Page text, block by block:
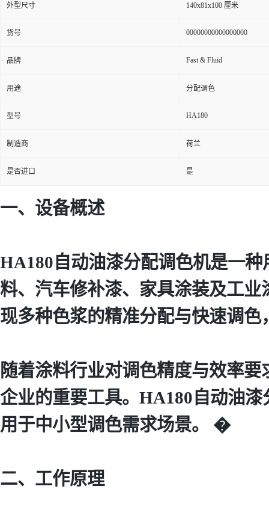
外型尺寸 140x81x100 厘米
货号 00000000000000000
品牌 Fast & Fluid
用途 分配调色
型号 HA180
制造商 荷兰
是否进口 是
一、设备概述
HA180自动油漆分配调色机是一
料、汽车修补漆、家具涂装及工
现多种色浆的精准分配与快速调
随着涂料行业对调色精度与效率
企业的重要工具。HA180自动油
用于中小型调色需求场景。 �
二、工作原理